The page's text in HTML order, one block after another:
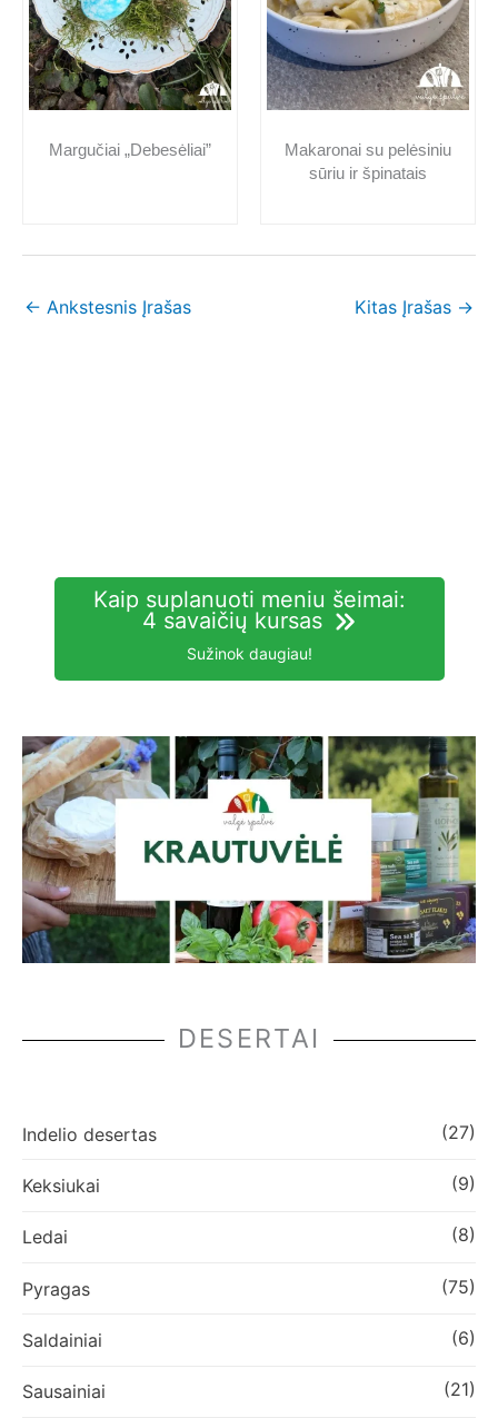
Margučiai „Debesėliai”
Makaronai su pelėsiniu
sūriu ir špinatais
← Ankstesnis Įrašas Kitas Įrašas →
Kaip suplanuoti meniu šeimai:
4 savaičių kursas
Sužinok daugiau!
DESERTAI
Indelio desertas (27)
Keksiukai (9)
Ledai (8)
Pyragas (75)
Saldainiai (6)
Sausainiai (21)